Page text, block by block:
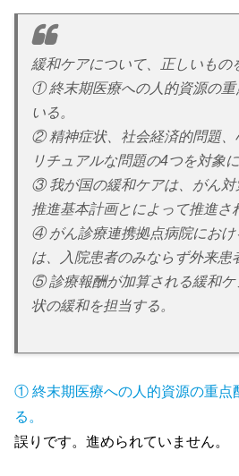
緩和ケアについて、正しいもの
① 終末期医療への人的資源の重
いる。
② 精神症状、社会経済的問題、
リチュアルな問題の4つを対象
③ 我が国の緩和ケアは、がん対
推進基本計画とによって推進さ
④ がん診療連携拠点病院におけ
は、入院患者のみならず外来患
⑤ 診療報酬が加算される緩和ケ
状の緩和を担当する。
① 終末期医療への人的資源の重点
る。
誤りです。進められていません。